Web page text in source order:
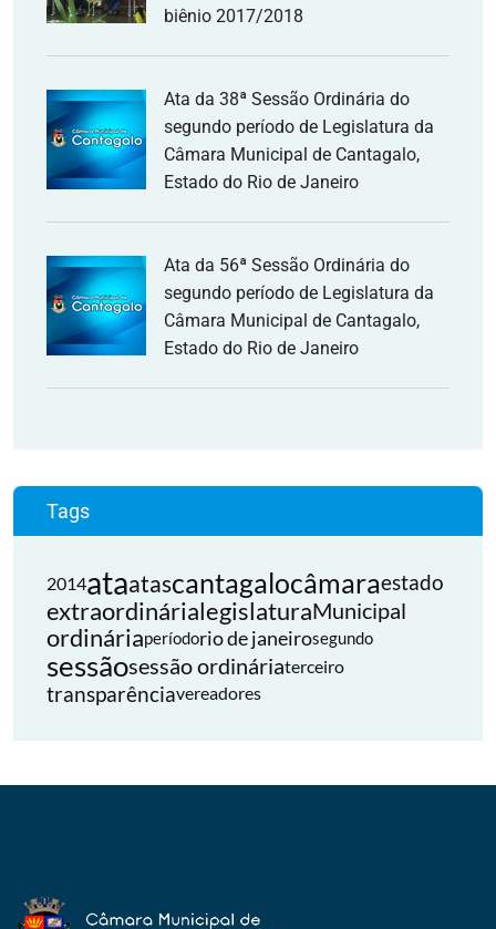
biênio 2017/2018
Ata da 38ª Sessão Ordinária do
segundo período de Legislatura da
Câmara Municipal de Cantagalo,
Estado do Rio de Janeiro
Ata da 56ª Sessão Ordinária do
segundo período de Legislatura da
Câmara Municipal de Cantagalo,
Estado do Rio de Janeiro
Tags
2014ataatascantagalocâmaraestado
extraordinárialegislaturaMunicipal
ordináriaperíodorio de janeirosegundo
sessãosessão ordináriaterceiro
transparênciavereadores